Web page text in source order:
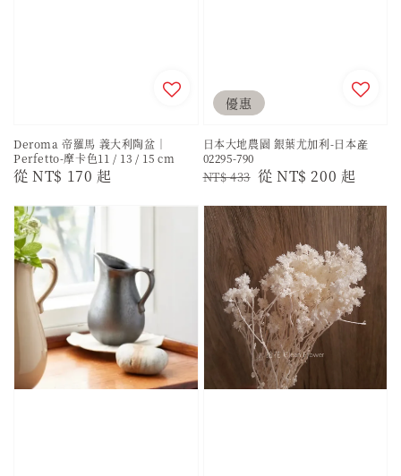
Deroma 帝羅馬 義大利陶盆｜
Perfetto-摩卡色11 / 13 / 15 cm
Regular
從NT$ 170 起
優惠
日本大地農園 銀葉尤加利-日本産
02295-790
Regular
NT$ 433 Sale
從 NT$ 200 起